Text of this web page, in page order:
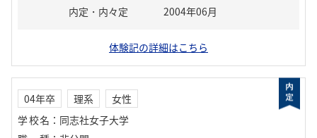
内定・内々定
2004年06月
体験記の詳細はこちら
04年卒 理系
女性
学校名 ： 同志社女子大学